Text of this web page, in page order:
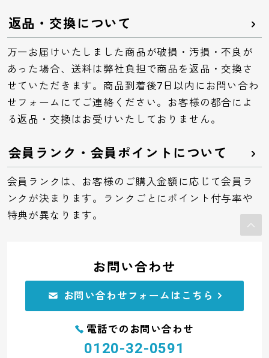
返品・交換について
万一お届けいたしました商品が破損・汚損・不良が
あった場合、送料は弊社負担で商品を返品・交換さ
せていただきます。商品到着後7日以内にお問い合わ
せフォームにてご連絡ください。お客様の都合によ
る返品・交換はお受けいたしておりません。
会員ランク・会員ポイントについて
会員ランクは、お客様のご購入金額に応じて会員ラ
ンクが決まります。ランクごとにポイント付与率や
特典が異なります。
お問い合わせ
お問い合わせフォームはこちら
電話でのお問い合わせ
0120-32-0591